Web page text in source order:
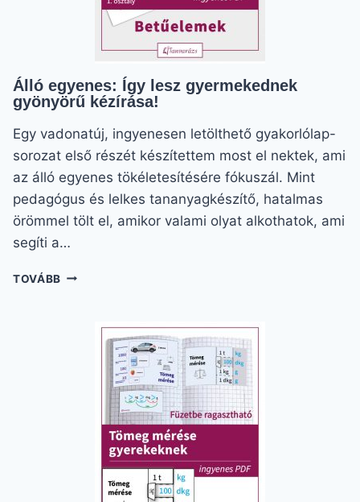
Álló egyenes: Így lesz gyermekednek
gyönyörű kézírása!
Egy vadonatúj, ingyenesen letölthető gyakorlólap-
sorozat első részét készítettem most el nektek, ami
az álló egyenes tökéletesítésére fókuszál. Mint
pedagógus és lelkes tananyagkészítő, hatalmas
örömmel tölt el, amikor valami olyat alkothatok, ami
segíti a…
TOVÁBB ÁLLÓ
GYERMEKEDNEK
GYÖNYÖRŰ
KÉZÍRÁSA!